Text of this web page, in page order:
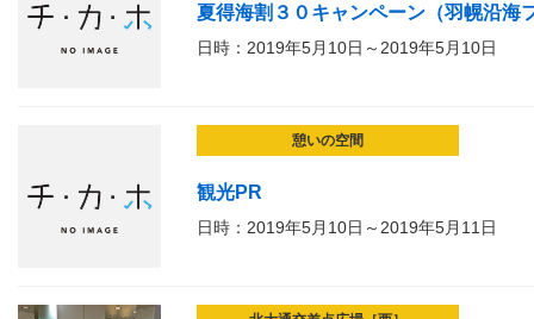
夏得海割３０キャンペーン（羽幌沿
日時：2019年5月10日～2019年5月10日
憩いの空間
観光PR
日時：2019年5月10日～2019年5月11日